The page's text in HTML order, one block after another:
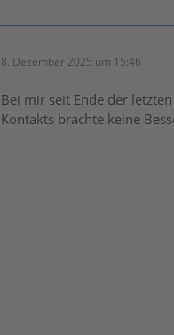
8. Dezember 2025 um 15:46
Bei mir seit Ende der
Kontakts brachte keine